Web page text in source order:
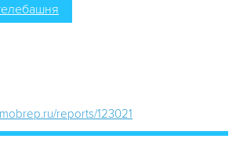
reports/123021